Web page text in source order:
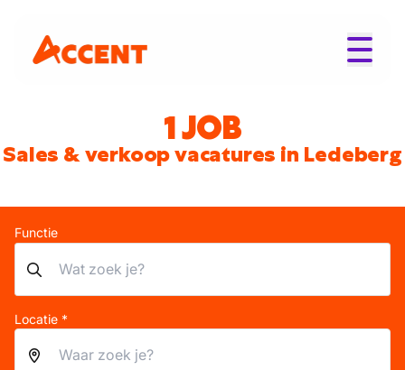
1 JOB
Sales & verkoop vacatures in Ledeberg
Functie
Locatie *